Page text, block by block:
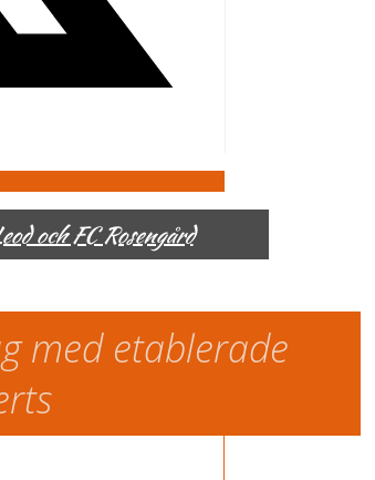
och FC Rosengård
med etablerade